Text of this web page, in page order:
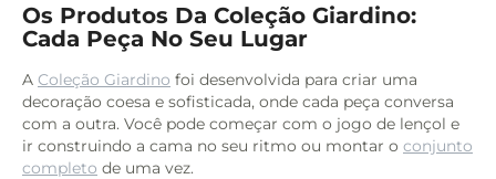
Os Produtos Da Coleção Giardino:
Cada Peça No Seu Lugar
A Coleção Giardino foi desenvolvida para criar uma
decoração coesa e sofisticada, onde cada peça conversa
com a outra. Você pode começar com o jogo de lençol e
ir construindo a cama no seu ritmo ou montar o conjunto
completo de uma vez.